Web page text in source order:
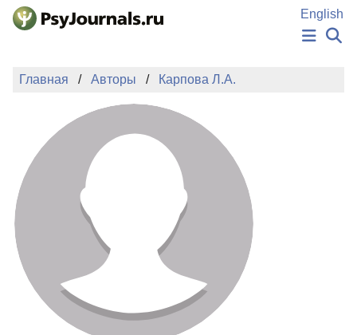
Перейти к основному содержанию
English
НОВОСТИ
АВТОРЫ
ПОДАТЬ РУКОПИСЬ
БАЗА ЗНАНИЙ
КЛЮЧЕВЫЕ СЛОВА
Регистрация
Главная Авторы Карпова Л.А.